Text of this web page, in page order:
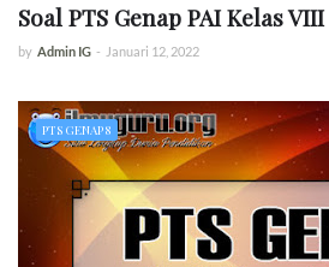
Soal PTS Genap PAI Kelas
by Admin IG - Januari 12, 2022
PTS GENAP 8